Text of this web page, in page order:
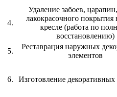
4.
Удаление забоев,
лакокрасочного покрытия
кресле (работа по
восстановлению)
5.
Реставрация наружных
элементов
6. Изготовление декоративных